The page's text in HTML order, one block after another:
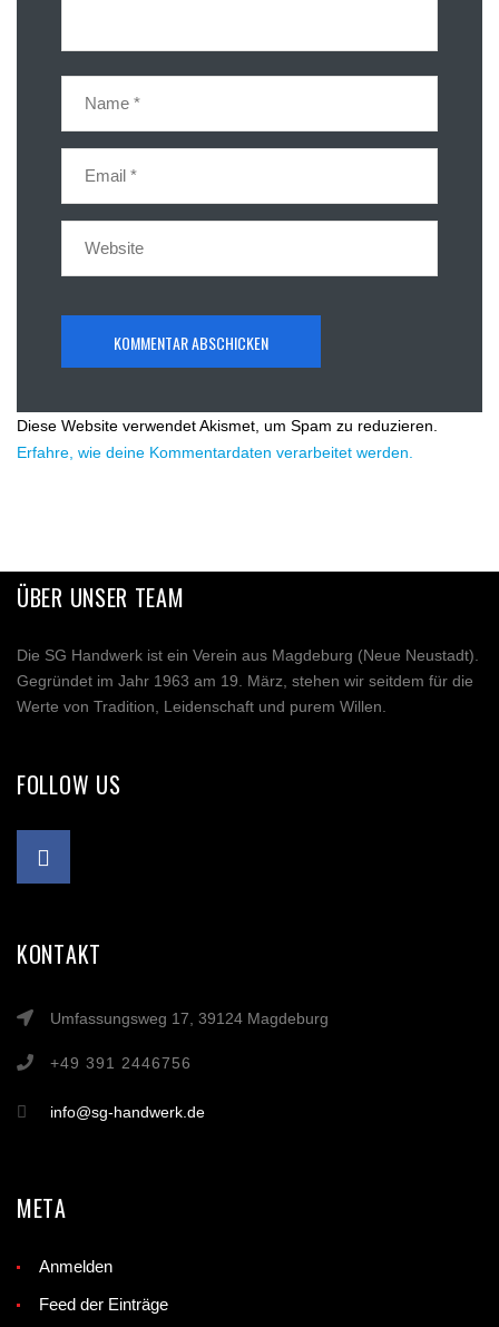
Diese Website verwendet Akismet, um Spam zu reduzieren.
Erfahre, wie deine Kommentardaten verarbeitet werden.
ÜBER UNSER TEAM
Die SG Handwerk ist ein Verein aus Magdeburg (Neue Neustadt).
Gegründet im Jahr 1963 am 19. März, stehen wir seitdem für die
Werte von Tradition, Leidenschaft und purem Willen.
FOLLOW US
KONTAKT
Umfassungsweg 17, 39124 Magdeburg
+49 391 2446756
info@sg-handwerk.de
META
Anmelden
Feed der Einträge